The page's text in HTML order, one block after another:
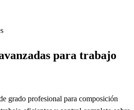
para trabajo
grado profesional para composición